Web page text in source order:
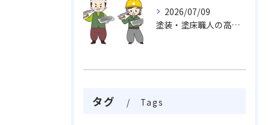
2026/07/09
塗装・塗床職人の高い技術力、魅力がいっぱい挑戦しませんか
タグ Tags